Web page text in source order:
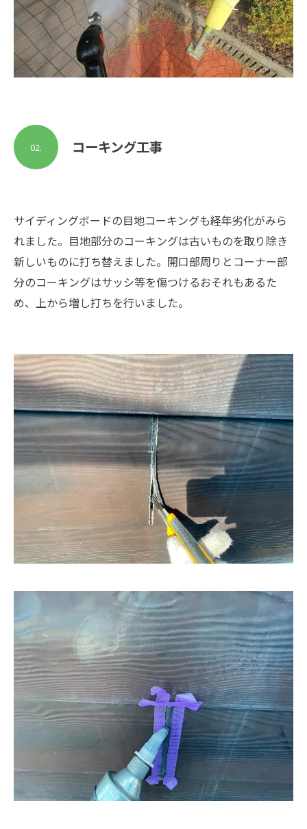
コーキング工事
02.
サイディングボードの目地コーキングも経年劣化がみら
れました。目地部分のコーキングは古いものを取り除き
新しいものに打ち替えました。開口部周りとコーナー部
分のコーキングはサッシ等を傷つけるおそれもあるた
め、上から増し打ちを行いました。